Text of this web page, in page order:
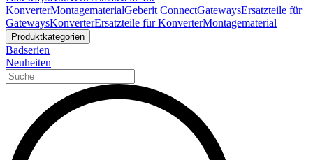
KonverterMontagematerialGeberit ConnectGatewaysErsatzteile für
GatewaysKonverterErsatzteile für KonverterMontagematerial
Produktkategorien
Badserien
Neuheiten